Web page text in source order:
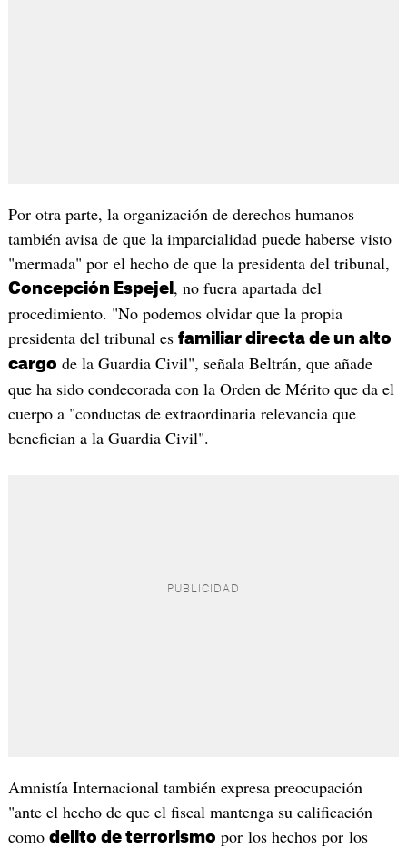
Por otra parte, la organización de derechos humanos
también avisa de que la imparcialidad puede haberse visto
"mermada" por el hecho de que la presidenta del tribunal,
Concepción Espejel , no fuera apartada del
procedimiento. "No podemos olvidar que la propia
presidenta del tribunal es familiar directa de un alto
cargo de la Guardia Civil", señala Beltrán, que añade
que ha sido condecorada con la Orden de Mérito que da el
cuerpo a "conductas de extraordinaria relevancia que
benefician a la Guardia Civil".
Amnistía Internacional también expresa preocupación
"ante el hecho de que el fiscal mantenga su calificación
como delito de terrorismo por los hechos por los